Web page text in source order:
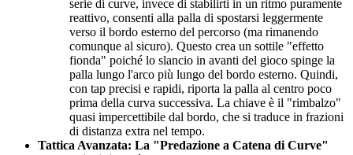
serie di curve, invece di stabilirti in un ritmo puramente
reattivo, consenti alla palla di spostarsi leggermente
verso il bordo esterno del percorso (ma rimanendo
comunque al sicuro). Questo crea un sottile "effetto
fionda" poiché lo slancio in avanti del gioco spinge la
palla lungo l'arco più lungo del bordo esterno. Quindi,
con tap precisi e rapidi, riporta la palla al centro poco
prima della curva successiva. La chiave è il "rimbalzo"
quasi impercettibile dal bordo, che si traduce in frazioni
di distanza extra nel tempo.
Tattica Avanzata: La "Predazione a Catena di Curve"